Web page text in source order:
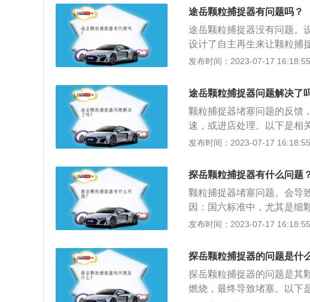
上。颗粒捕捉器的作用：柴
集废气中的微粒物，然后再
滤器的再生是指在DPF长期
压升高，导致发动机性能下
性能。
途岳颗粒捕捉器有问题吗？
途岳颗粒捕捉器没有问题。
设计了自主再生来让颗粒捕
时，颗粒捕捉器会自动点火
基本都搭载了颗粒捕捉器。
境和机动车而言都很有好处
要。工作原理：颗粒捕捉器
制进气和发动机缸内喷油辅
烧，从而使烟尘颗粒可以通
发布时间：2023-07-17 16:18:55
途岳颗粒捕捉器问题解决了
颗粒捕捉器堵塞问题的反馈
速，或进店处理。以下是相
足严苛的排放标准，基本都
捉器，汽油车则不需要。工
燃烧该颗粒，通过控制进气
碳颗粒与氧气反应燃烧，从
果没有颗粒捕捉器这些颗粒
发布时间：2023-07-17 16:18:55
探岳颗粒捕捉器有什么问题
颗粒捕捉器堵塞问题。会导
因：国六标准中，尤其是细
N）限值要求，对于很多车
但由于混合气雾化不够充分
堵塞原因：颗粒捕捉器会通
部吸附的颗粒物烧掉。再生
速运转的条件下，才能达到
发布时间：2023-07-17 16:18:55
探岳颗粒捕捉器的问题是什
探岳颗粒捕捉器的问题是其
燃烧，最终导致堵塞。以下